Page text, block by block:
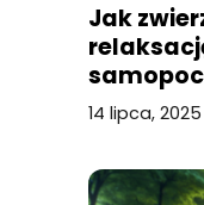
Jak
14 lipca, 2025